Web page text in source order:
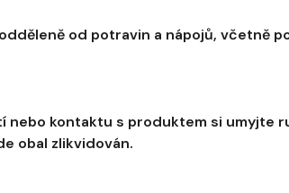
od potravin a nápojů, včetně
nebo kontaktu s produktem si umyjte
obal zlikvidován.